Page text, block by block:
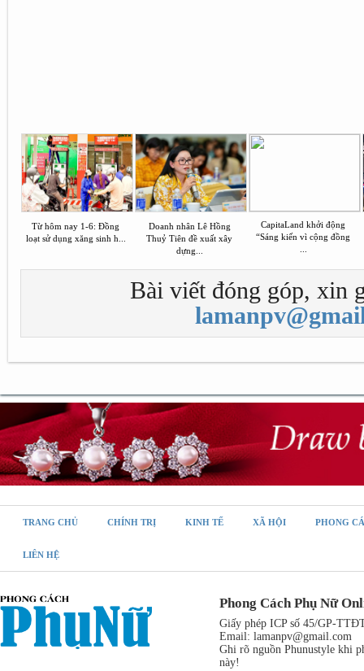
Từ hôm nay 1-6: Đồng
loạt sử dụng xăng sinh h...
Doanh nhân Lê Hồng
Thuỷ Tiên đề xuất xây
dựng...
CapitaLand khởi động
“Sáng kiến vì cộng đồng
Bài viết đóng góp, xin
TRANG CHỦ CHÍNH TRỊ KINH TẾ XÃ HỘI PHONG
LIÊN HỆ
Phong Cách Phụ Nữ
Giấy phép ICP số 45/GP-
Email: lamanpv@gmail.com
Ghi rõ nguồn Phunustyle khi
này!